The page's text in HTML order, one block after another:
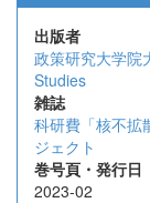
出版者
政策研究大学院
Studies
雑誌
科研費「核不拡
ジェクト
巻号頁・発行日
2023-02